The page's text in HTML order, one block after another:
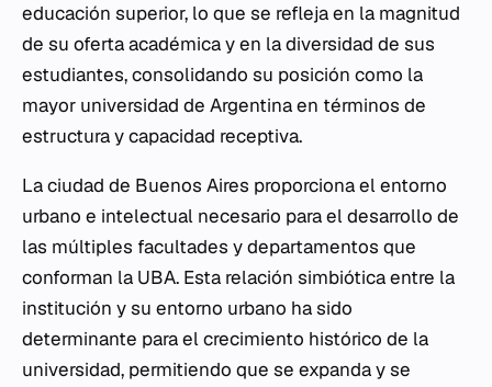
educación superior, lo que se refleja en la magnitud
de su oferta académica y en la diversidad de sus
estudiantes, consolidando su posición como la
mayor universidad de Argentina en términos de
estructura y capacidad receptiva.
La ciudad de Buenos Aires proporciona el entorno
urbano e intelectual necesario para el desarrollo de
las múltiples facultades y departamentos que
conforman la UBA. Esta relación simbiótica entre la
institución y su entorno urbano ha sido
determinante para el crecimiento histórico de la
universidad, permitiendo que se expanda y se